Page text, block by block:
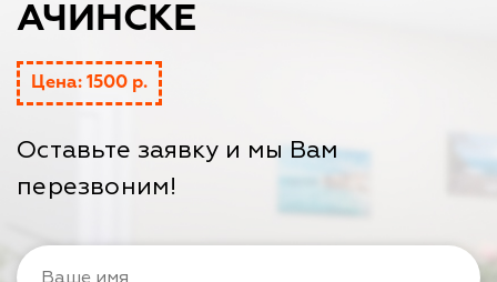
АЧИНСКЕ
Цена: 1500 р.
Оставьте заявку и мы Вам
перезвоним!